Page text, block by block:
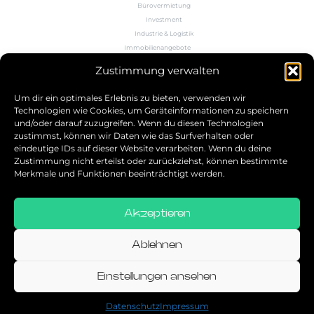
Zustimmung verwalten
Um dir ein optimales Erlebnis zu bieten, verwenden wir
Technologien wie Cookies, um Geräteinformationen zu speichern
und/oder darauf zuzugreifen. Wenn du diesen Technologien
zustimmst, können wir Daten wie das Surfverhalten oder
eindeutige IDs auf dieser Website verarbeiten. Wenn du deine
Zustimmung nicht erteilst oder zurückziehst, können bestimmte
Merkmale und Funktionen beeinträchtigt werden.
Akzeptieren
Ablehnen
Einstellungen ansehen
DatenschutzImpressum
Bürovermietung
Investment
Industrie & Logistik
Immobilienangebote
Wissen
5.0
Bestbewerteter Service
verifiziert von: Trustindex
Allgemeine Geschäftsbedingungen